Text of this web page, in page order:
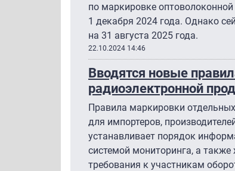
по маркировке
1 декабря 2024 года. Однако
на 31 августа 2025 года.
22.10.2024 14:46
Вводятся новые
радиоэлектронной
Правила маркировки
для импортеров,
устанавливает порядок
системой мониторинга, а также
требования к участникам